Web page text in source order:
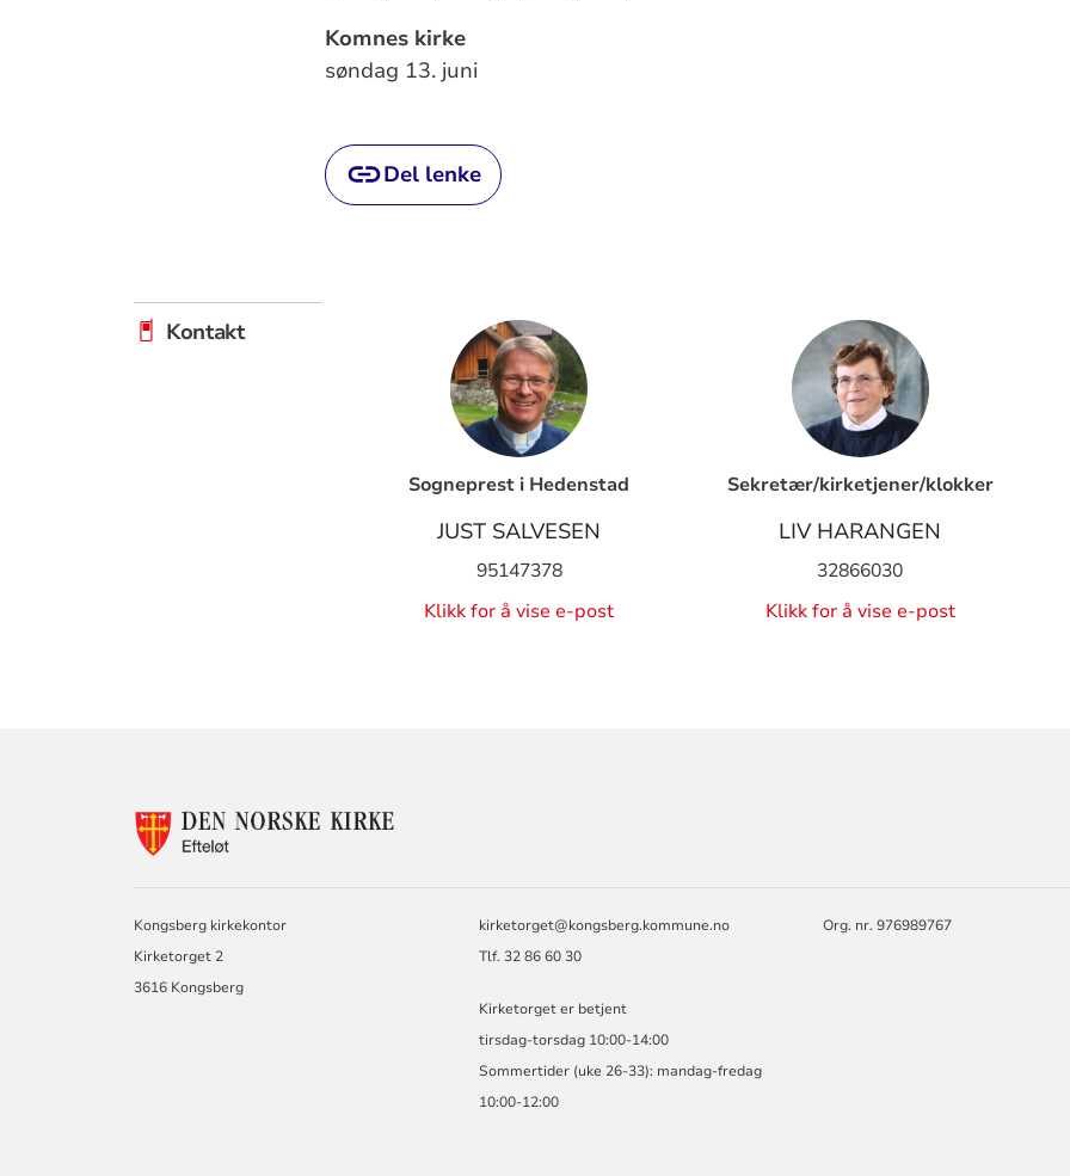
Komnes kirke
søndag 13. juni
Del lenke
Kontakt
Sogneprest i Hedenstad
JUST SALVESEN
95147378
Klikk for å vise e-post
Sekretær/kirketjener/klokker
LIV HARANGEN
32866030
Klikk for å vise e-post
Kongsberg kirkekontor
Kirketorget 2
3616 Kongsberg
kirketorget@kongsberg.kommune.no
Tlf. 32 86 60 30
Kirketorget er betjent
tirsdag-torsdag 10:00-14:00
Sommertider (uke 26-33): mandag-fredag
10:00-12:00
Org. nr. 976989767